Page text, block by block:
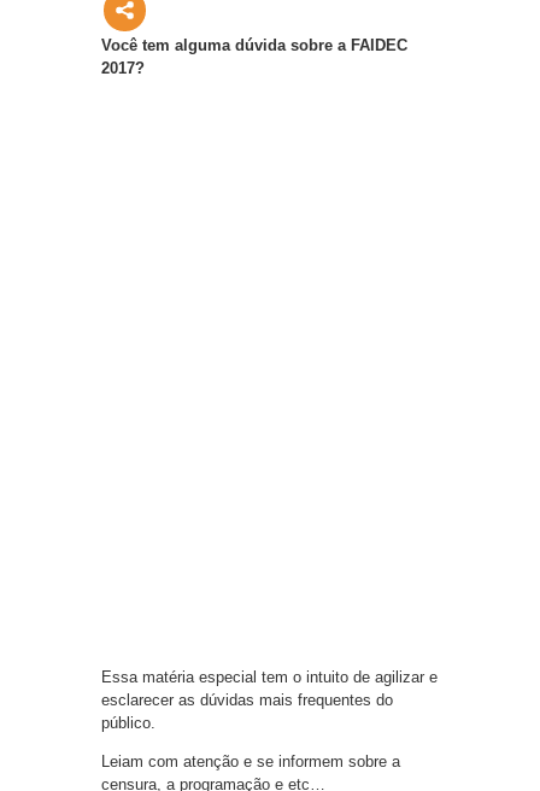
Você tem alguma dúvida sobre a FAIDEC
2017?
Essa matéria especial tem o intuito de agilizar e
esclarecer as dúvidas mais frequentes do
público.
Leiam com atenção e se informem sobre a
censura, a programação e etc…